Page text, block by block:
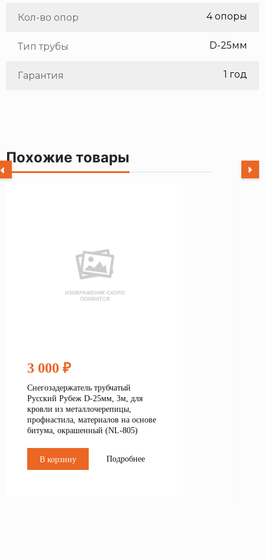
Кол-во опор 4 опоры
Тип трубы D-25мм
Гарантия 1 год
Похожие товары
3 000 ₽
Снегозадержатель трубчатый
Русский Рубеж D-25мм, 3м, для
кровли из металлочерепицы,
профнастила, материалов на основе
битума, окрашенный (NL-805)
В корзину Подробнее